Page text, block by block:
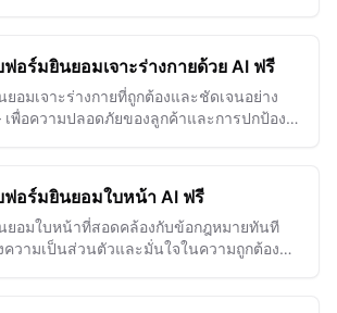
ฟอร์มยินยอมเจาะร่างกายด้วย AI ฟรี
อมเจาะร่างกายที่ถูกต้องและชัดเจนอย่าง
เพื่อความปลอดภัยของลูกค้าและการปกป้อง
ฟอร์มยินยอมใบหน้า AI ฟรี
ยอมใบหน้าที่สอดคล้องกับข้อกฎหมายทันที
ความเป็นส่วนตัวและมั่นใจในความถูกต้อง